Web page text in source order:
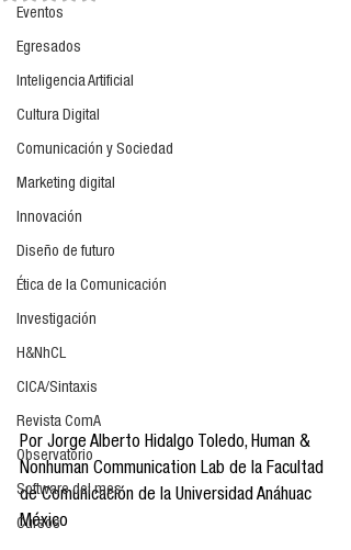
Eventos
Egresados
Inteligencia Artificial
Cultura Digital
Comunicación y Sociedad
Marketing digital
Innovación
Diseño de futuro
Ética de la Comunicación
Investigación
H&NhCL
CICA/Sintaxis
Revista ComA
Observatorio
Software del mes
Cursos
Por Jorge Alberto Hidalgo Toledo, Human &
Nonhuman Communication Lab de la Facultad
de Comunicación de la Universidad Anáhuac
México